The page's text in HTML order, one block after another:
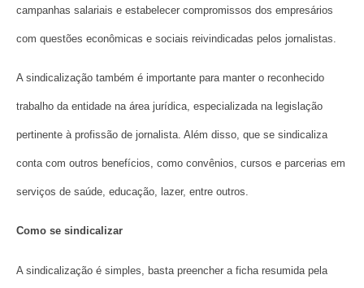
campanhas salariais e estabelecer compromissos dos empresários
com questões econômicas e sociais reivindicadas pelos jornalistas.
A sindicalização também é importante para manter o reconhecido
trabalho da entidade na área jurídica, especializada na legislação
pertinente à profissão de jornalista. Além disso, que se sindicaliza
conta com outros benefícios, como convênios, cursos e parcerias em
serviços de saúde, educação, lazer, entre outros.
Como se sindicalizar
A sindicalização é simples, basta preencher a ficha resumida pela